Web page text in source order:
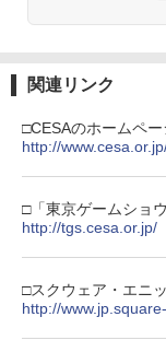
4
5
3
関連リンク
□CESAのホームペー
http://
□「東京ゲームショ
http://tgs.cesa.or.jp/
□スクウェア・エニ
http://